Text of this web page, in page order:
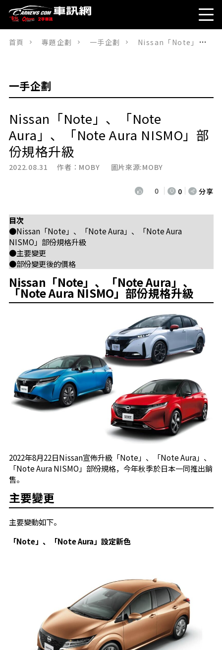
首頁 專題企劃 一手企劃 Nissan「Note」、「Note Aura」、「Note Aura NISMO」部份規格升級
一手企劃
Nissan「Note」、「Note
Aura」、「Note Aura NISMO」部
份規格升級
2022.08.31 作者： MOBY 圖片來源:MOBY
0 0 分享
目次
●Nissan「Note」、「Note Aura」、「Note Aura
NISMO」部份規格升級
●主要變更
●部份變更後的價格
Nissan「Note」、「Note Aura」、
「Note Aura NISMO」部份規格升級
2022年8月22日Nissan宣佈升級「Note」、「Note Aura」、
「Note Aura NISMO」部份規格，今年秋季於日本一同推出銷
售。
主要變更
主要變動如下。
「Note」、「Note Aura」設定新色